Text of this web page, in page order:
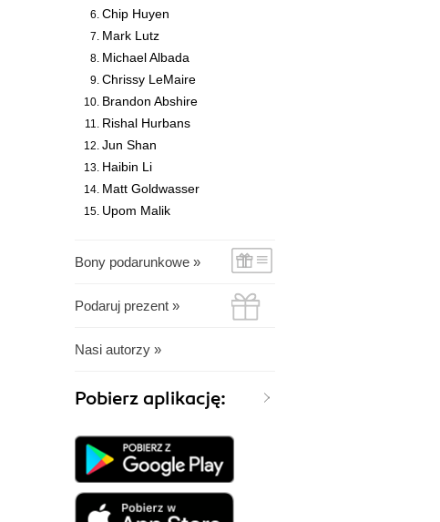
Chip Huyen
Mark Lutz
Michael Albada
Chrissy LeMaire
Brandon Abshire
Rishal Hurbans
Jun Shan
Haibin Li
Matt Goldwasser
Upom Malik
Bony podarunkowe »
Podaruj prezent »
Nasi autorzy »
Pobierz aplikację: